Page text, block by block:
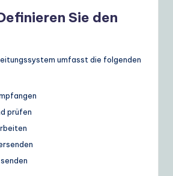
Sie den
umfasst die folgenden
prüfen